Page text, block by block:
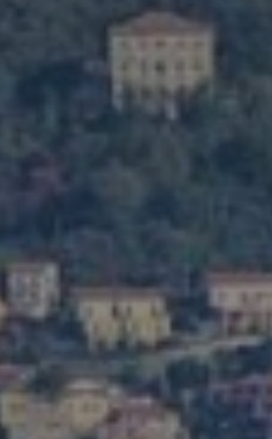
siti
e gestione portali per affittacamere,